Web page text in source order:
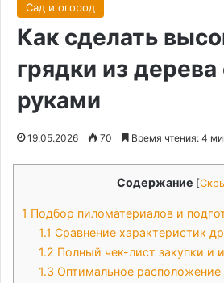
Сад и огород
Как сделать
грядки из
руками
19.05.2026 70 Время чтения: 4
Содержание [
1 Подбор пиломатериалов и
1.1 Сравнение характеристик
1.2 Полный чек-лист закупки и
1.3 Оптимальное